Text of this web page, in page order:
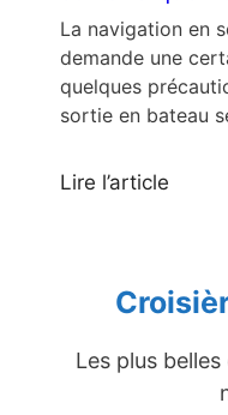
La navigation en
demande une
quelques
sortie en bateau
Lire l’article
Les plus